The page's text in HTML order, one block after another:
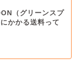
（グリーンスプ
かかる送料って